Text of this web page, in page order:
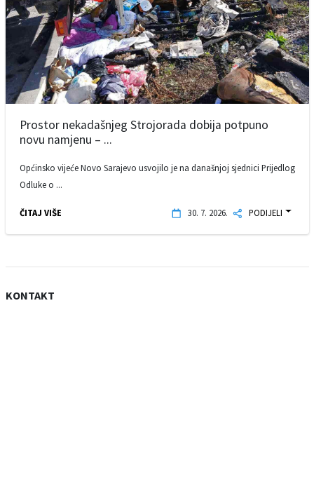
Prostor nekadašnjeg Strojorada dobija potpuno
novu namjenu – ...
Općinsko vijeće Novo Sarajevo usvojilo je na današnjoj sjednici Prijedlog
Odluke o ...
ČITAJ VIŠE 30. 7. 2026. PODIJELI
KONTAKT